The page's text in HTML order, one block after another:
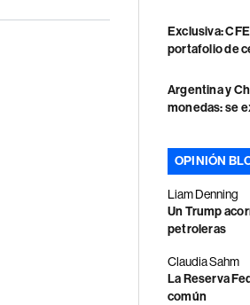
Exclusiva:
portafolio de
Argentina y
monedas: se
OPINIÓN
Liam Denning
Un Trump
petroleras
Claudia Sahm
La Reserva
común